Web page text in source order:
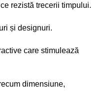
rezistă trecerii timpului.
și designuri.
care stimulează
dimensiune,